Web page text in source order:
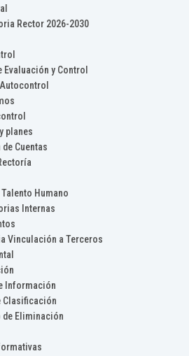
Rector 2026-2030
Evaluación y Control
planes
Cuentas
Humano
Internas
Vinculación a Terceros
Información
Clasificación
de Eliminación